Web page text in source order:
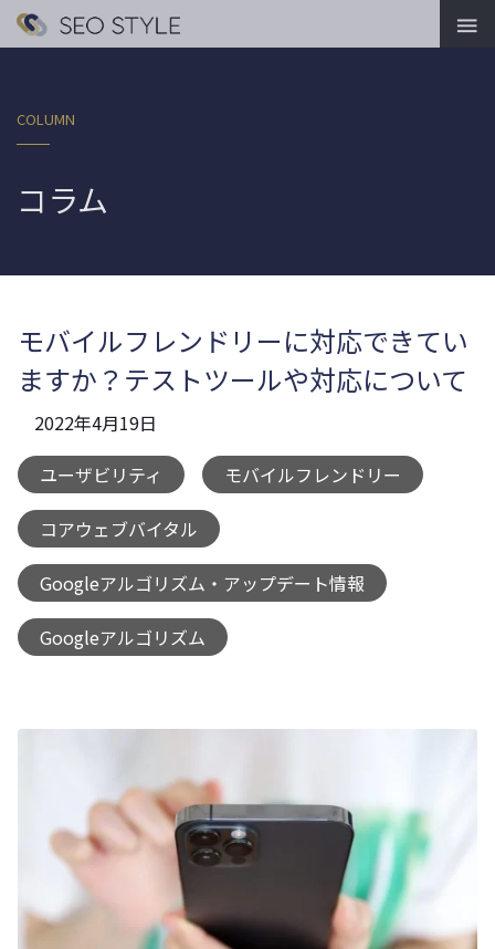

COLUMN
コラム
モバイルフレンドリーに対応できてい
ますか？テストツールや対応について
2022年4月19日
ユーザビリティ
モバイルフレンドリー
コアウェブバイタル
Googleアルゴリズム・アップデート情報
Googleアルゴリズム